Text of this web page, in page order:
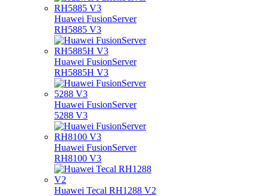
Huawei FusionServer
RH5885 V3
Huawei FusionServer
RH5885H V3
Huawei FusionServer
5288 V3
Huawei FusionServer
RH8100 V3
Huawei Tecal RH1288 V2